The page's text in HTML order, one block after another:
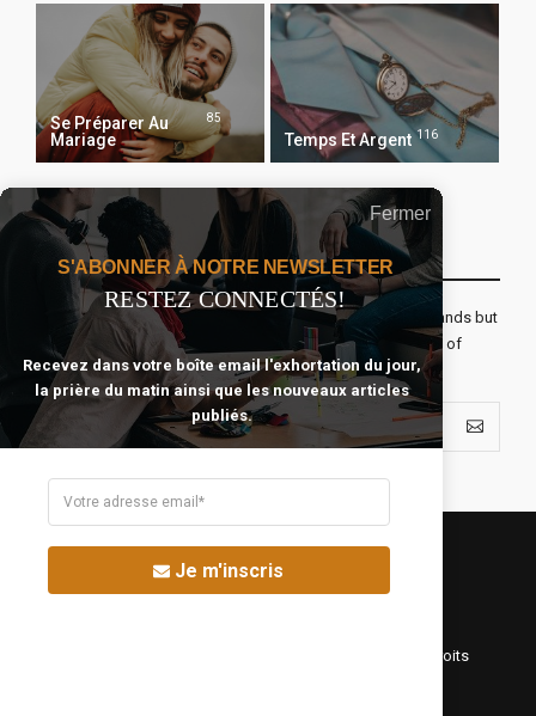
Se Préparer Au
Mariage
85
Temps Et Argent 116
Recevoir Notre Newsletter Chaque Matin
The real voyage of discovery consists not in seeking new lands but
seeing with new eyes. All journeys have secret destinations of
which the traveler is unaware.
©Fréquence Chrétienne Production 2016-2025. Tous droits
Fermer
S'ABONNER À NOTRE NEWSLETTER
RESTEZ CONNECTÉS!
Recevez dans votre boîte email l'exhortation du jour,
la prière du matin ainsi que les nouveaux articles
publiés.
Je m'inscris